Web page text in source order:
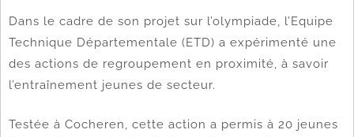
Dans le cadre de son projet sur l’olympiade, l’Equipe
Technique Départementale (ETD) a expérimenté une
des actions de regroupement en proximité, à savoir
l’entraînement jeunes de secteur.
Testée à Cocheren, cette action a permis à 20 jeunes